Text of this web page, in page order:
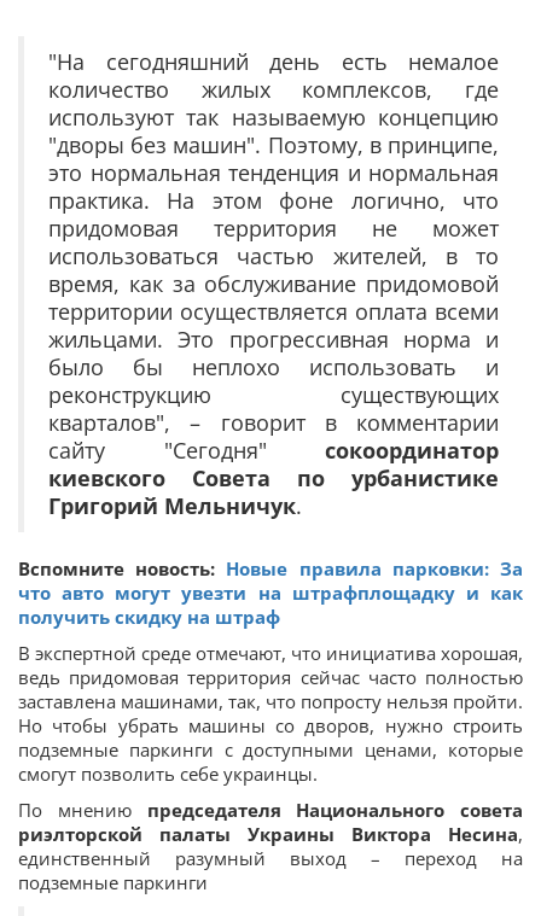
"На сегодняшний день есть немалое
количество жилых комплексов, где
используют так называемую концепцию
"дворы без машин". Поэтому, в принципе,
это нормальная тенденция и нормальная
практика. На этом фоне логично, что
придомовая территория не может
использоваться частью жителей, в то
время, как за обслуживание придомовой
территории осуществляется оплата всеми
жильцами. Это прогрессивная норма и
было бы неплохо использовать и
реконструкцию существующих
кварталов", – говорит в комментарии
сайту "Сегодня" сокоординатор
киевского Совета по урбанистике
Григорий Мельничук.
Вспомните новость: Новые правила парковки: За
что авто могут увезти на штрафплощадку и как
получить скидку на штраф
В экспертной среде отмечают, что инициатива хорошая,
ведь придомовая территория сейчас часто полностью
заставлена машинами, так, что попросту нельзя пройти.
Но чтобы убрать машины со дворов, нужно строить
подземные паркинги с доступными ценами, которые
смогут позволить себе украинцы.
По мнению председателя Национального совета
риэлторской палаты Украины Виктора Несина,
единственный разумный выход – переход на
подземные паркинги